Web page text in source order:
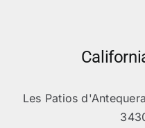
Les Patios